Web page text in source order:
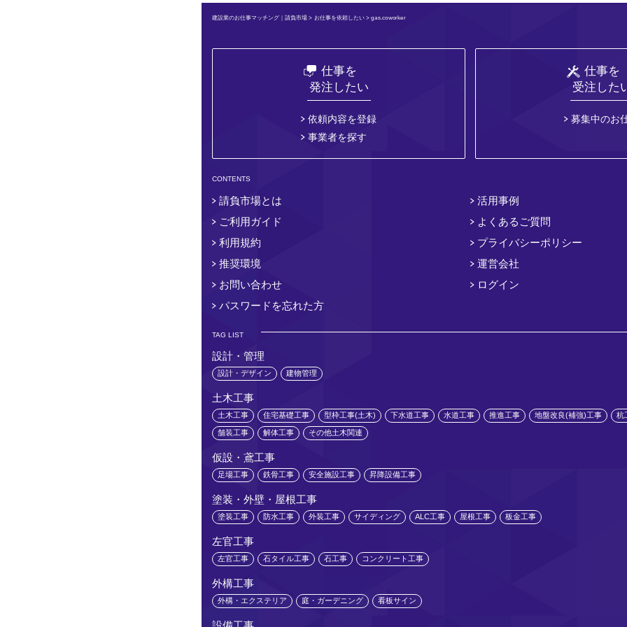
建設業のお仕事マッチング｜請負市場 > お仕事を依頼したい> gas.coworker
仕事を
発注したい
依頼内容を登録
事業者を探す
仕事を
受注した
募集中のお
CONTENTS
請負市場とは
活用事例
ご利用ガイド
よくあるご質問
利用規約
プライバシーポリシー
推奨環境
運営会社
お問い合わせ
ログイン
パスワードを忘れた方
TAG LIST
設計・管理
設計・デザイン 建物管理
土木工事
土木工事 住宅基礎工事 型枠工事(土木) 下水道工事 水道工事 推進工事 地盤改良(補強)工事 杭
舗装工事 解体工事 その他土木関連
仮設・鳶工事
足場工事 鉄骨工事 安全施設工事 昇降設備工事
塗装・外壁・屋根工事
塗装工事 防水工事 外装工事 サイディング ALC工事 屋根工事 板金工事
左官工事
左官工事 石タイル工事 石工事 コンクリート工事
外構工事
外構・エクステリア 庭・ガーデニング 看板サイン